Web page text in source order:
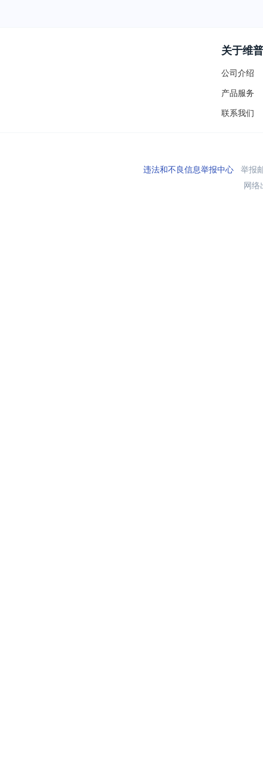
关于维普
公司介绍
产品服务
联系我们
违法和不良信息举报中心举报
网